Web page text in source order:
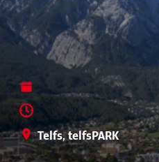
Telfs, telfsPARK